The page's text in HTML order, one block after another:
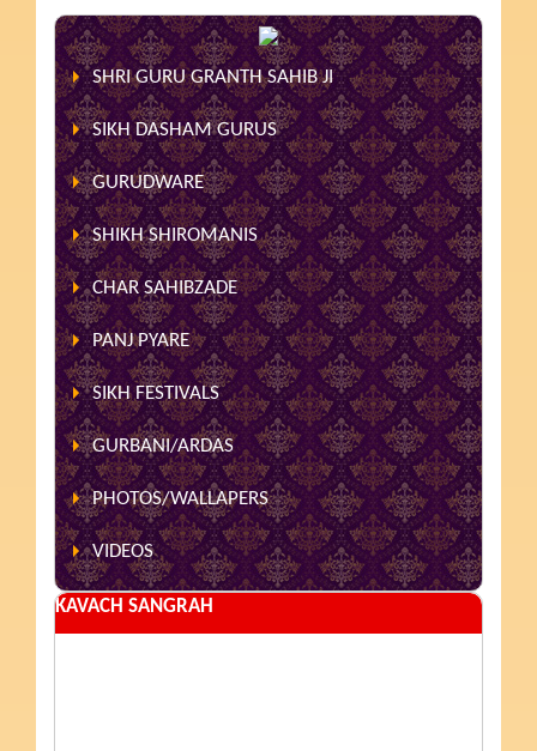
SHRI GURU GRANTH SAHIB JI
SIKH DASHAM GURUS
GURUDWARE
SHIKH SHIROMANIS
CHAR SAHIBZADE
PANJ PYARE
SIKH FESTIVALS
GURBANI/ARDAS
PHOTOS/WALLAPERS
VIDEOS
KAVACH SANGRAH